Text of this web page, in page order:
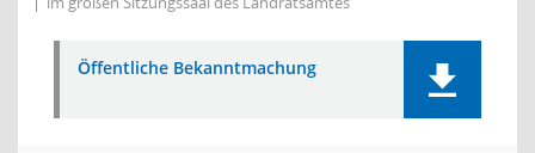
Öffentliche Bekanntmachung